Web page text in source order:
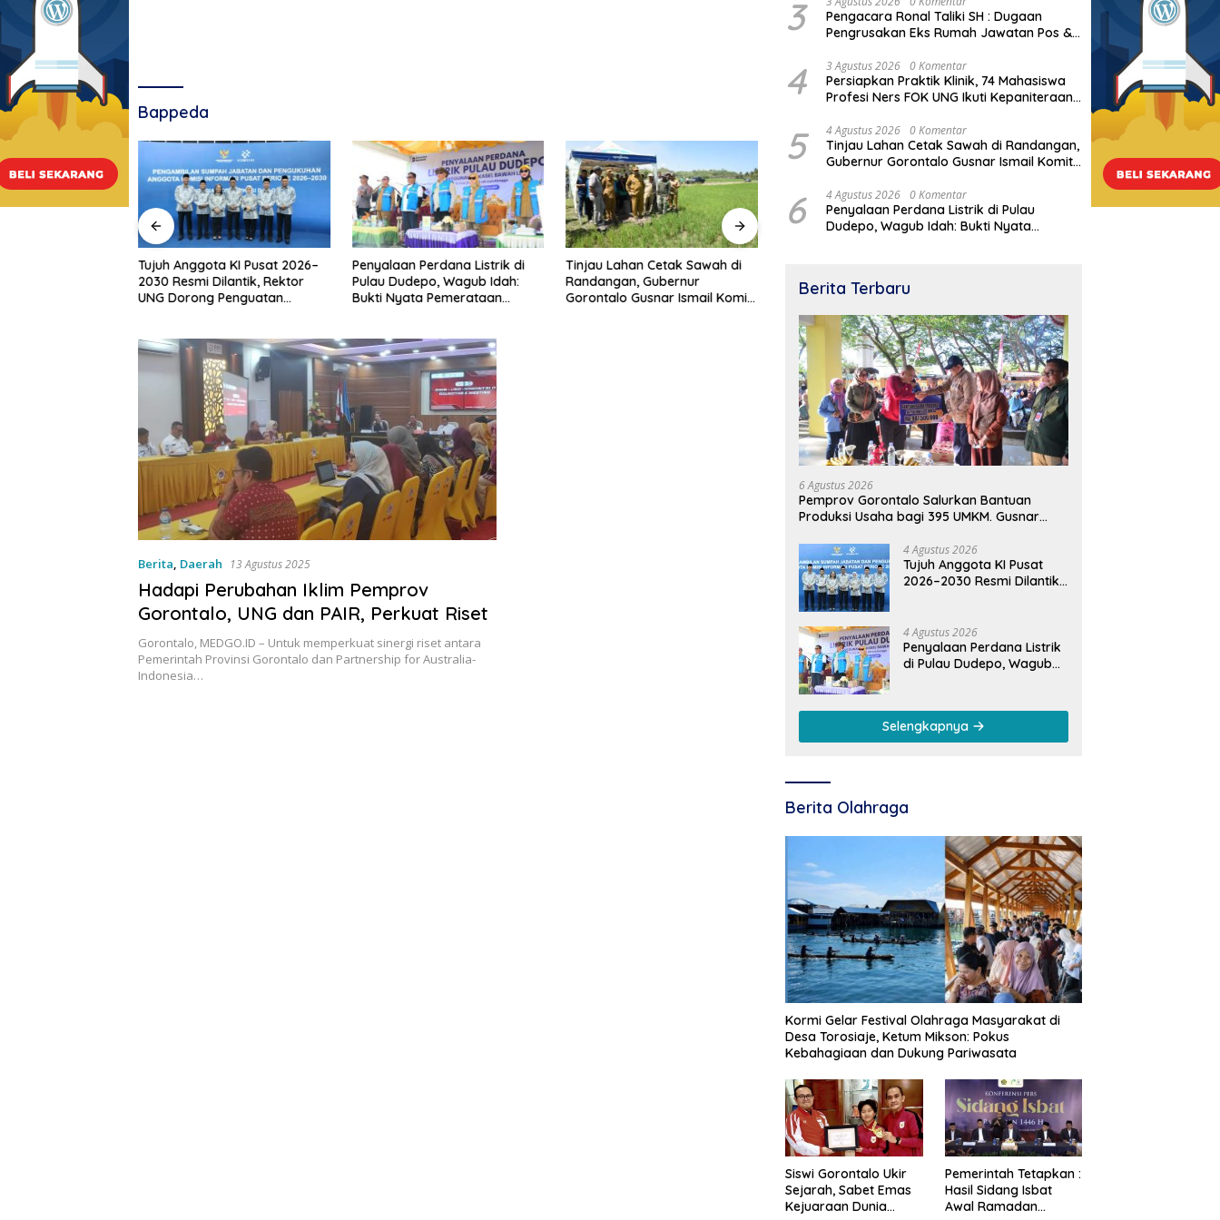
Bappeda
Tujuh Anggota KI Pusat 2026–
2030 Resmi Dilantik, Rektor
UNG Dorong Penguatan
Penyalaan Perdana Listrik di
Pulau Dudepo, Wagub Idah:
Bukti Nyata Pemerataan
Tinjau Lahan Cetak Sawah di
Randangan, Gubernur
Gorontalo Gusnar Ismail Komit
Mahasiswa Profesi Ners FOK
UNG Ikuti Kepaniteraan Umum
Telegraf Dilakukan Terstruktur
dan Sistimatis. Polda Gorontalo
Diminta Profesional
Berita, Daerah 13 Agustus 2025
Hadapi Perubahan Iklim Pemprov
Gorontalo, UNG dan PAIR, Perkuat Riset
Gorontalo, MEDGO.ID – Untuk memperkuat sinergi riset antara
Pemerintah Provinsi Gorontalo dan Partnership for Australia-
Indonesia…
3
Pengacara Ronal Taliki SH : Dugaan
Pengrusakan Eks Rumah Jawatan Pos &
Sistimatis. Polda Gorontalo Diminta
Profesional
4 3 Agustus 2026 0 Komentar
Persiapkan Praktik Klinik, 74 Mahasiswa
Profesi Ners FOK UNG Ikuti Kepaniteraan
5 4 Agustus 2026 0 Komentar
Tinjau Lahan Cetak Sawah di Randangan,
Gubernur Gorontalo Gusnar Ismail Komit
6 4 Agustus 2026 0 Komentar
Penyalaan Perdana Listrik di Pulau
Dudepo, Wagub Idah: Bukti Nyata
Berita Terbaru
6 Agustus 2026
Pemprov Gorontalo Salurkan Bantuan
Produksi Usaha bagi 395 UMKM. Gusnar
untuk Produksi, Bukan Konsumsi
4 Agustus 2026
Tujuh Anggota KI Pusat
2026–2030 Resmi Dilantik,
Informasi Digital
4 Agustus 2026
Penyalaan Perdana Listrik
di Pulau Dudepo, Wagub
Pembangunan
Selengkapnya
Berita Olahraga
Kormi Gelar Festival Olahraga Masyarakat di
Desa Torosiaje, Ketum Mikson: Pokus
Kebahagiaan dan Dukung Pariwasata
Siswi Gorontalo Ukir
Sejarah, Sabet Emas
Kejuaraan Dunia
Pemerintah Tetapkan :
Hasil Sidang Isbat
Awal Ramadan